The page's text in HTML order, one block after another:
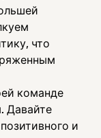
что
команде
Давайте
и